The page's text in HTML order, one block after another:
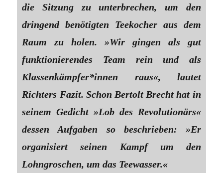
die Sitzung zu unterbrechen, um den
dringend benötigten Teekocher aus dem
Raum zu holen. »Wir gingen als gut
funktionierendes Team rein und als
Klassenkämpfer*innen raus«, lautet
Richters Fazit. Schon Bertolt Brecht hat in
seinem Gedicht »Lob des Revolutionärs«
dessen Aufgaben so beschrieben: »Er
organisiert seinen Kampf um den
Lohngroschen, um das Teewasser.«